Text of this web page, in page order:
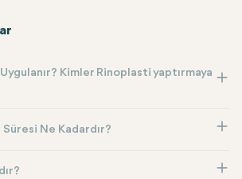
Kimler Rinoplasti yaptırmaya
Ne Kadardır?